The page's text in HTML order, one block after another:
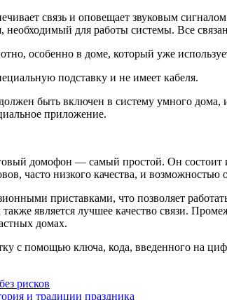
связь и оповещает звуковым
для работы системы. Все
особенно в доме, который уже
подставку и не имеет кабеля.
быть включен в систему умного
приложение.
домофон — самый простой. Он
часто низкого качества, и возможностью
приставками, что позволяет
является лучшее качество связи.
домах.
с помощью ключа, кода, введенного на
рисков
и традиции праздника